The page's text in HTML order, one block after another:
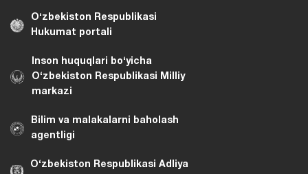
Oʻzbekiston Respublikasi
Hukumat portali
Inson huquqlari bo‘yicha
O‘zbekiston Respublikasi Milliy
markazi
Bilim va malakalarni baholash
agentligi
O‘zbekiston Respublikasi Adliya